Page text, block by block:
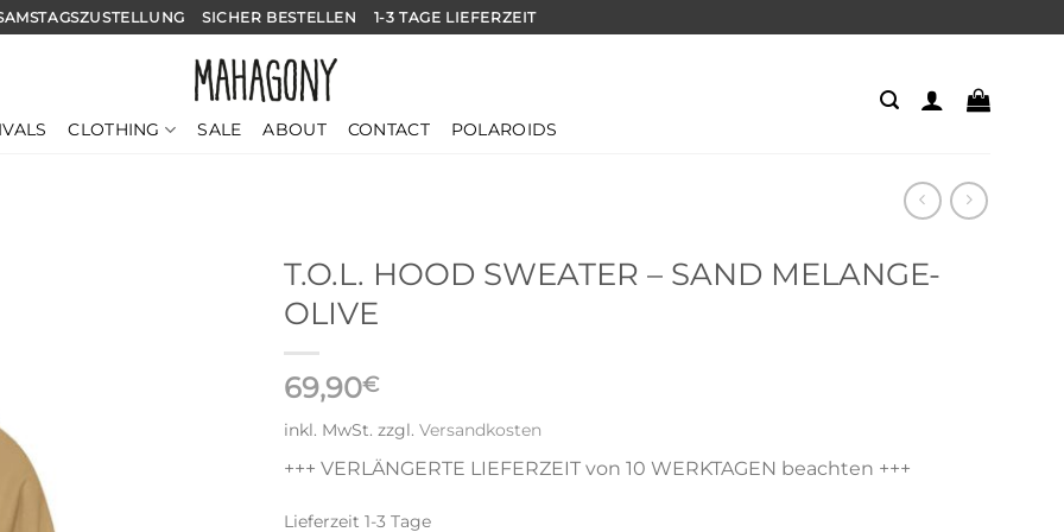
SICHER BESTELLEN 1-3 TAGE LIEFERZEIT
CLOTHING SALE ABOUT CONTACT POLAROIDS
T.O.L. HOOD SWEATER – SAND MELANGE-
OLIVE
69,90€
inkl. MwSt. zzgl. Versandkosten
+++ VERLÄNGERTE LIEFERZEIT von 10 WERKTAGEN beachten +++
Lieferzeit 1-3 Tage